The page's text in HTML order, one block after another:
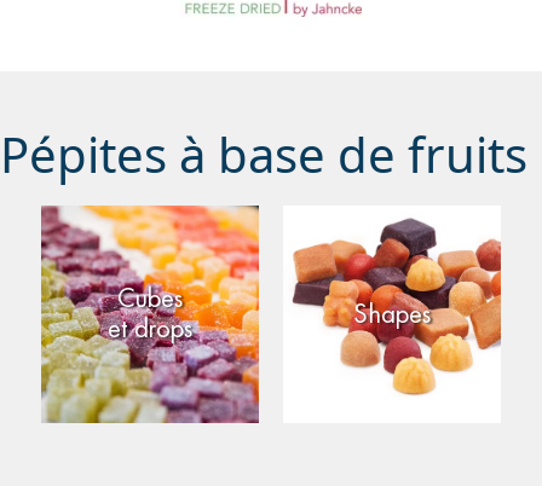
Pépites à base de fruits
Cubes
et drops
Shapes